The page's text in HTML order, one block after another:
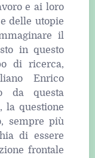
e ai loro
delle utopie
il
in questo
di ricerca,
Enrico
da questa
la questione
sempre più
di essere
frontale